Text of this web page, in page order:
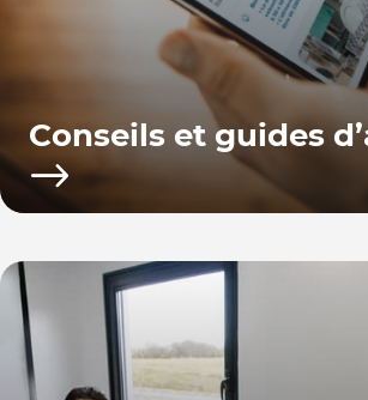
Conseils et guides